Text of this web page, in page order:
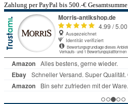
Zahlung per PayPal bis 500.-€ Gesamtsumme